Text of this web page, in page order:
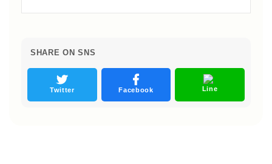
SHARE ON SNS
Twitter Facebook Line